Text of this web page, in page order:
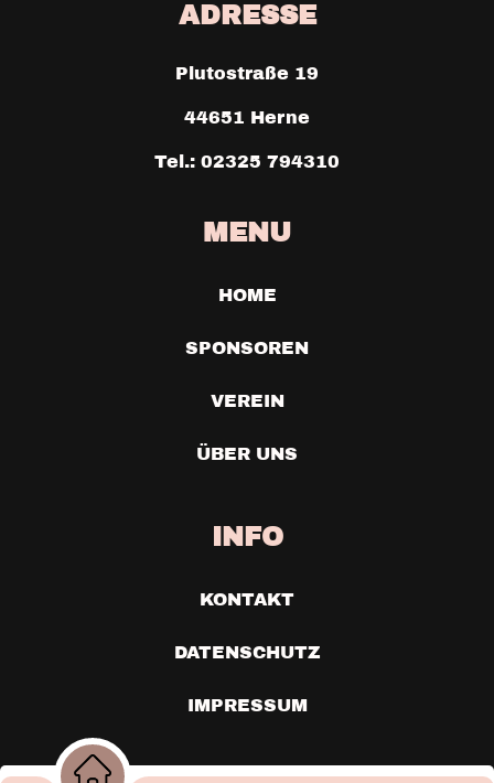
ADRESSE
Plutostraße 19
44651 Herne
Tel.: 02325 794310
MENU
HOME
SPONSOREN
VEREIN
ÜBER UNS
INFO
KONTAKT
DATENSCHUTZ
IMPRESSUM